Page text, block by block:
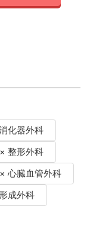
化器外科
整形外科
心臓血管外科
成外科